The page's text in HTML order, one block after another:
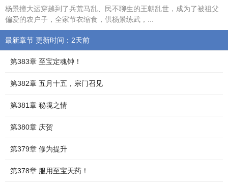
杨景撞大运穿越到了兵荒马乱、民不聊生的王朝乱世，成为了被祖父
偏爱的农户子，全家节衣缩食，供杨景练武，...
最新章节 更新时间：2天前
第383章 至宝定魂钟！
第382章 五月十五，宗门召见
第381章 秘境之情
第380章 庆贺
第379章 修为提升
第378章 服用至宝天药！